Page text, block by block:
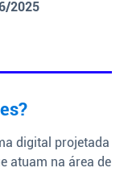
2025
digital projetada
atuam na área de